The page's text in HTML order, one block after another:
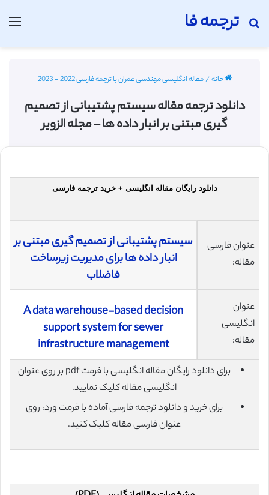
ترجمه فا
جستجو برای
خانه/مقاله انگلیسی مهندسی عمران با ترجمه فارسی 2022 - 2023
دانلود ترجمه مقاله سیستم پشتیبانی از تصمیم
گیری مبتنی بر انبار داده ها – مجله الزویر
دانلود رایگان مقاله انگلیسی + خرید ترجمه فارسی
عنوان فارسی
مقاله:
سیستم پشتیبانی از تصمیم گیری مبتنی بر
انبار داده ها برای مدیریت زیرساخت
فاضلاب
عنوان
انگلیسی
مقاله:
A data warehouse-based decision
support system for sewer
infrastructure management
برای دانلود رایگان مقاله انگلیسی با فرمت pdf بر روی عنوان
انگلیسی مقاله کلیک نمایید.
برای خرید و دانلود ترجمه فارسی آماده با فرمت ورد، روی
عنوان فارسی مقاله کلیک کنید.